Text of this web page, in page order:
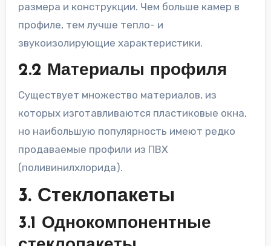
размера и конструкции. Чем больше камер в
профиле, тем лучше тепло- и
звукоизолирующие характеристики.
2.2 Материалы профиля
Существует множество материалов, из
которых изготавливаются пластиковые окна,
но наибольшую популярность имеют редко
продаваемые профили из ПВХ
(поливинилхлорида).
3. Стеклопакеты
3.1 Однокомпонентные